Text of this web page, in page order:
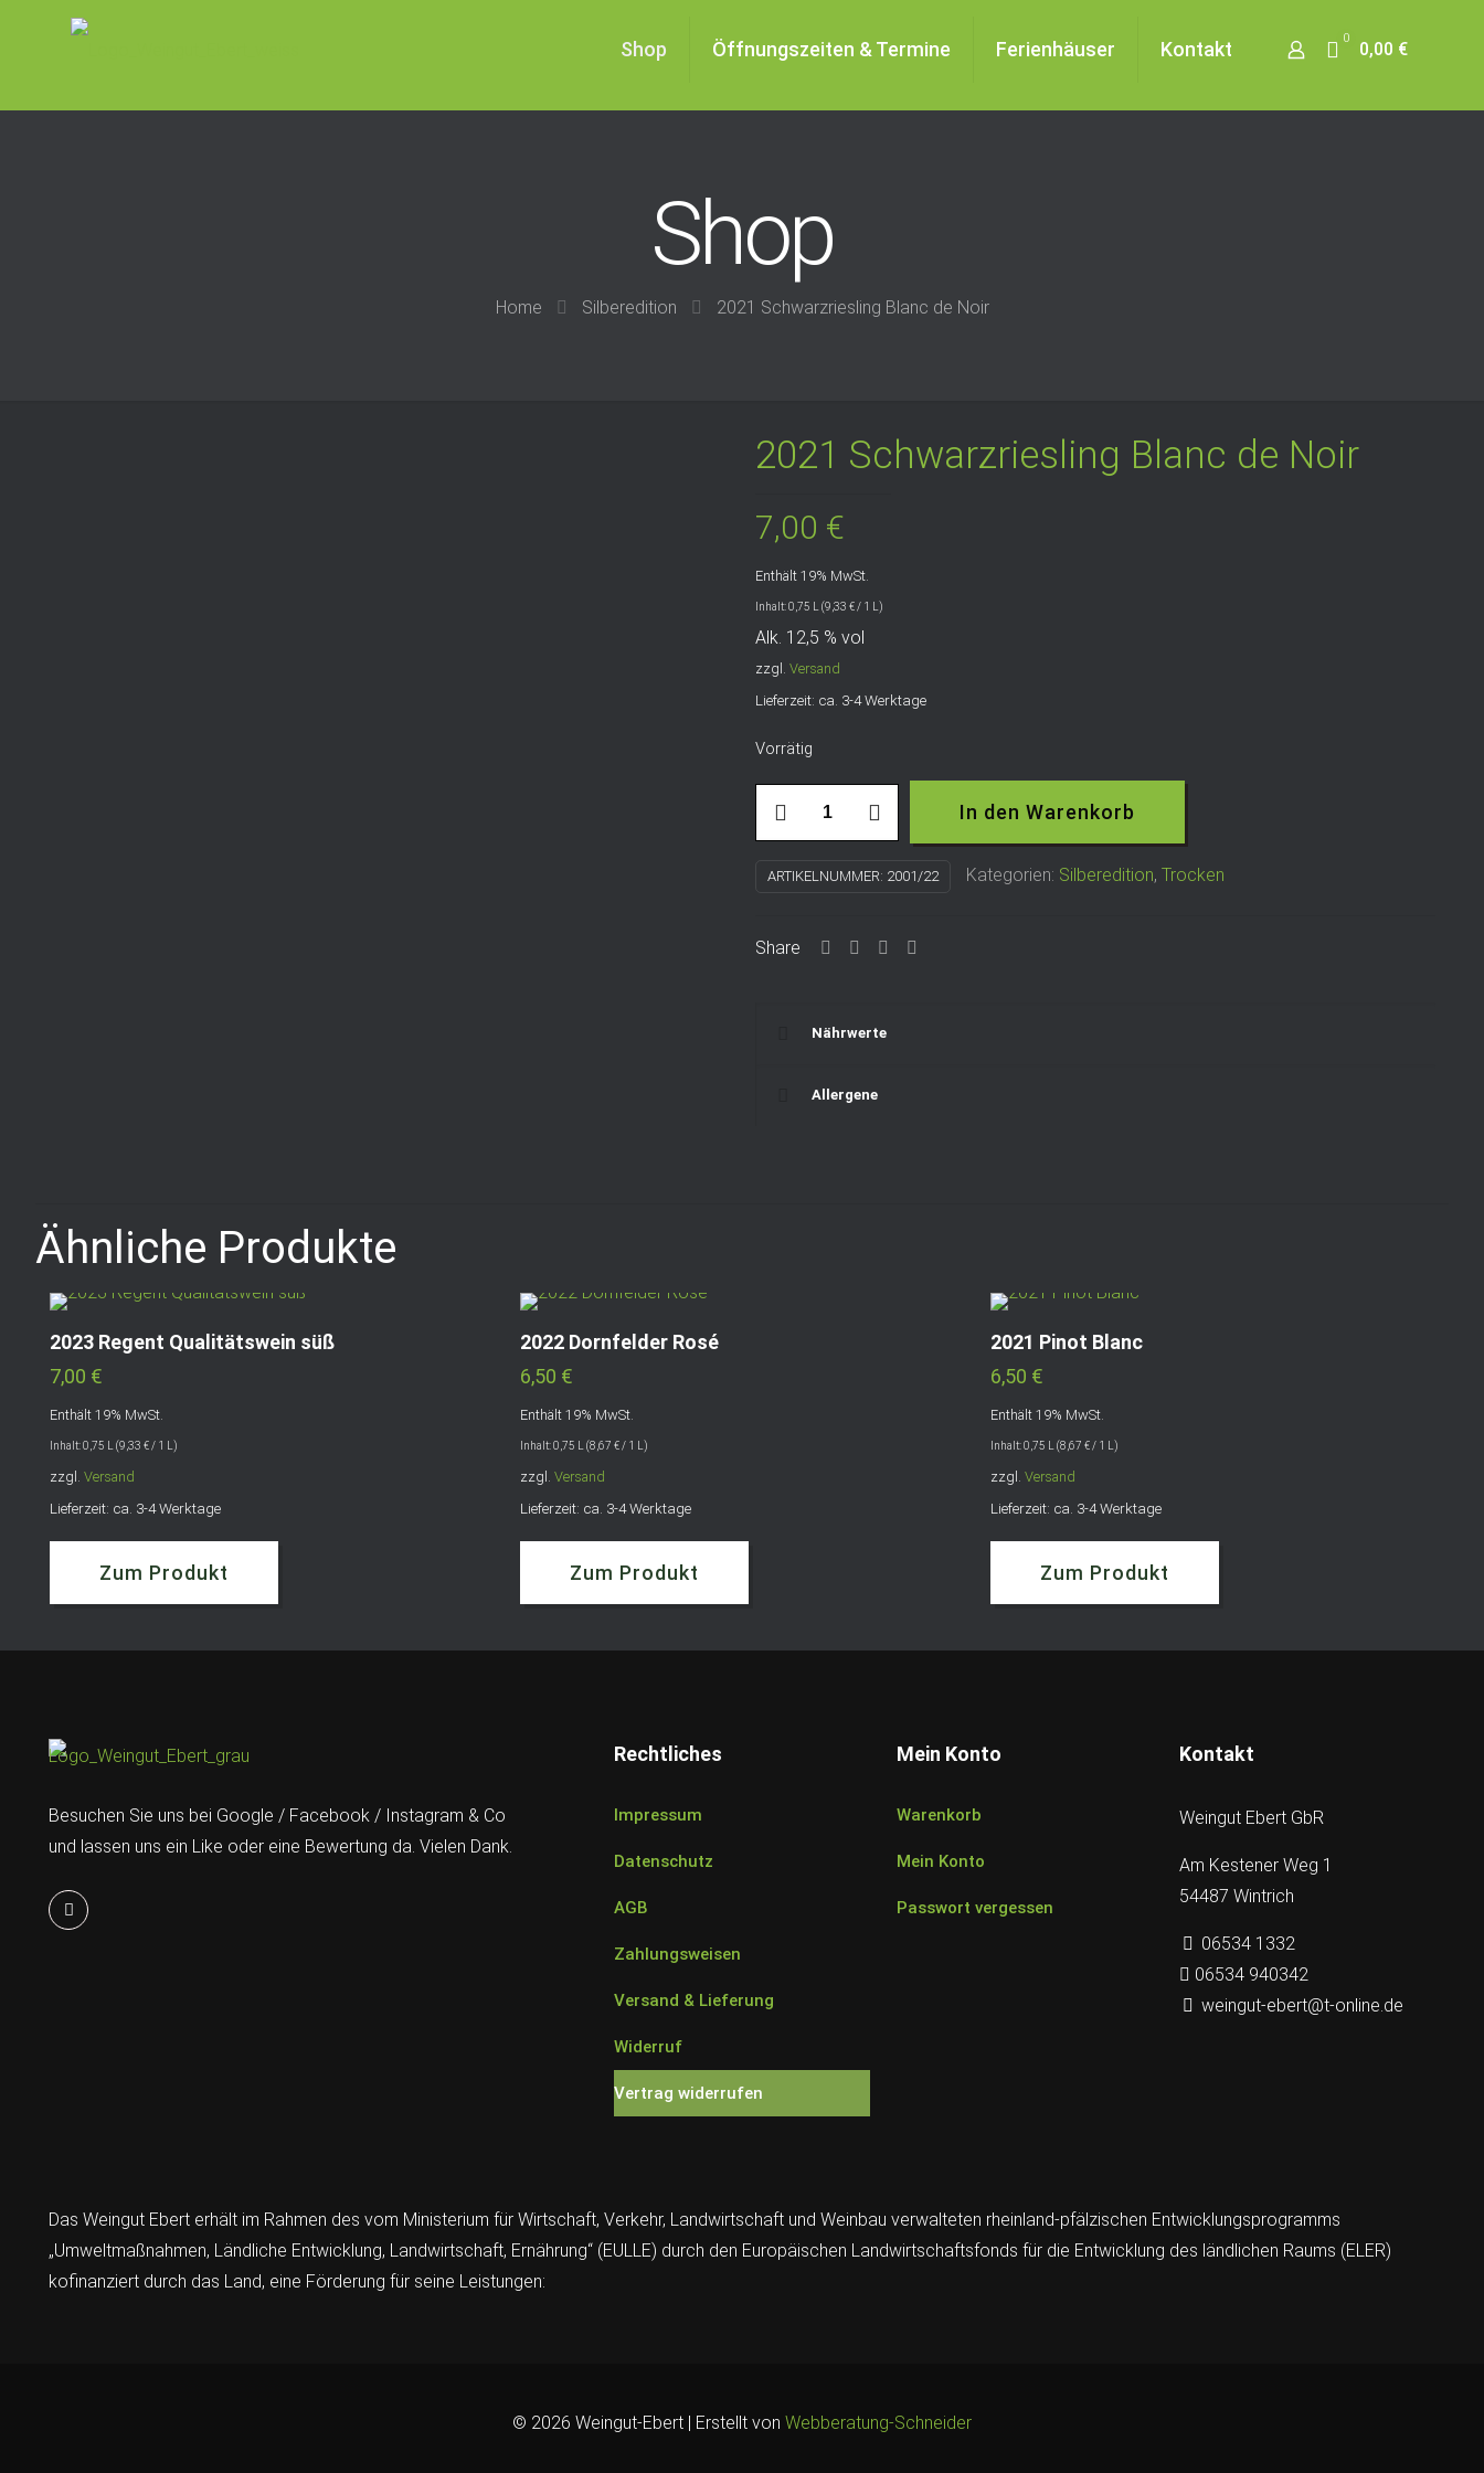
Shop Öffnungszeiten & Termine Ferienhäuser Kontakt 0
0,00 €
Shop
Home Silberedition 2021 Schwarzriesling Blanc de Noir
2021 Schwarzriesling Blanc de Noir
7,00 €
Enthält 19% MwSt.
Inhalt: 0,75 L (9,33 €/ 1 L)
Alk. 12,5 % vol
zzgl. Versand
Lieferzeit: ca. 3-4 Werktage
Vorrätig
Menge
In den Warenkorb
ARTIKELNUMMER: 2001/22 Kategorien: Silberedition, Trocken
Share
Nährwerte
Allergene
Ähnliche Produkte
2023 Regent Qualitätswein süß
7,00 €
Enthält 19% MwSt.
Inhalt: 0,75 L (9,33 €/ 1 L)
zzgl. Versand
Lieferzeit: ca. 3-4 Werktage
Zum Produkt
2022 Dornfelder Rosé
6,50 €
Enthält 19% MwSt.
Inhalt: 0,75 L (8,67€/ 1 L)
zzgl.Versand
Lieferzeit: ca. 3-4 Werktage
Zum Produkt
2021 Pinot Blanc
6,50 €
Enthält 19% MwSt.
Inhalt: 0,75 L (8,67€/ 1 L)
zzgl.Versand
Lieferzeit: ca. 3-4 Werktage
Zum Produkt
Besuchen Sie uns bei Google / Facebook / Instagram & Co
und lassen uns ein Like oder eine Bewertung da. Vielen Dank.
Rechtliches
Impressum
Datenschutz
AGB
Zahlungsweisen
Versand & Lieferung
Widerruf
Vertrag widerrufen
Mein Konto
Warenkorb
Mein Konto
Passwort vergessen
Kontakt
Weingut Ebert GbR
Am Kestener Weg 1
54487 Wintrich
06534 1332
06534 940342
weingut-ebert@t-online.de
Das Weingut Ebert erhält im Rahmen des vom Ministerium für Wirtschaft, Verkehr, Landwirtschaft und Weinbau verwalteten rheinland-pfälzischen Entwicklungsprogramms
„Umweltmaßnahmen, Ländliche Entwicklung, Landwirtschaft, Ernährung“ (EULLE) durch den Europäischen Landwirtschaftsfonds für die Entwicklung des ländlichen Raums (ELER)
kofinanziert durch das Land, eine Förderung für seine Leistungen:
© 2026 Weingut-Ebert | Erstellt von Webberatung-Schneider